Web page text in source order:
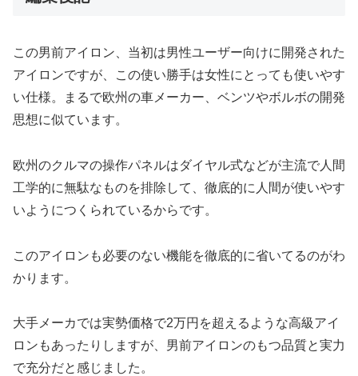
この男前アイロン、当初は男性ユーザー向けに開発された
アイロンですが、この使い勝手は女性にとっても使いやす
い仕様。まるで欧州の車メーカー、ベンツやボルボの開発
思想に似ています。
欧州のクルマの操作パネルはダイヤル式などが主流で人間
工学的に無駄なものを排除して、徹底的に人間が使いやす
いようにつくられているからです。
このアイロンも必要のない機能を徹底的に省いてるのがわ
かります。
大手メーカでは実勢価格で2万円を超えるような高級アイ
ロンもあったりしますが、男前アイロンのもつ品質と実力
で充分だと感じました。